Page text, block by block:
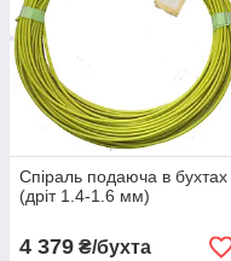
Спіраль подаюча в бухтах
(дріт 1.4-1.6 мм)
4 379 ₴/бухта